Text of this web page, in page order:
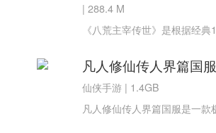
|288.4 M
凡人修仙传人界篇国服
仙侠手游 | 1.4GB